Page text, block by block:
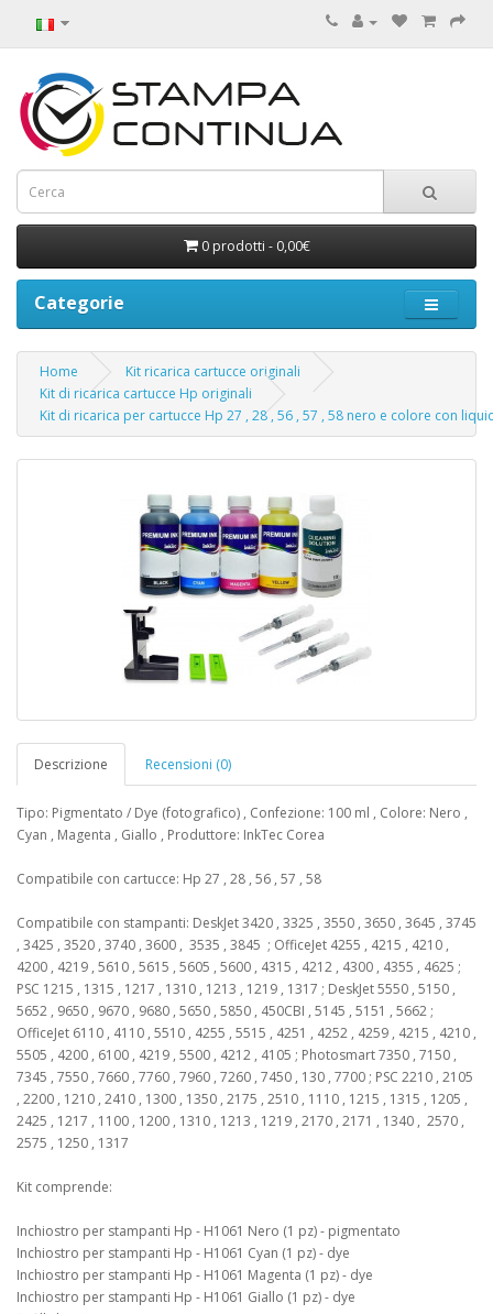
0 prodotti - 0,00€
Categorie
Home
Kit ricarica cartucce originali
Kit di ricarica cartucce Hp originali
Kit di ricarica per cartucce Hp 27 , 28 , 56 , 57 , 58 nero e colore con
Descrizione Recensioni (0)
Tipo: Pigmentato / Dye (fotografico) , Confezione: 100 ml , Colore: Nero ,
Cyan , Magenta , Giallo , Produttore: InkTec Corea
Compatibile con cartucce: Hp 27 , 28 , 56 , 57 , 58
Compatibile con stampanti: DeskJet 3420 , 3325 , 3550 , 3650 , 3645 , 3745
, 3425 , 3520 , 3740 , 3600 , 3535 , 3845 ; OfficeJet 4255 , 4215 , 4210 ,
4200 , 4219 , 5610 , 5615 , 5605 , 5600 , 4315 , 4212 , 4300 , 4355 , 4625 ;
PSC 1215 , 1315 , 1217 , 1310 , 1213 , 1219 , 1317 ; DeskJet 5550 , 5150 ,
5652 , 9650 , 9670 , 9680 , 5650 , 5850 , 450CBI , 5145 , 5151 , 5662 ;
OfficeJet 6110 , 4110 , 5510 , 4255 , 5515 , 4251 , 4252 , 4259 , 4215 , 4210 ,
5505 , 4200 , 6100 , 4219 , 5500 , 4212 , 4105 ; Photosmart 7350 , 7150 ,
7345 , 7550 , 7660 , 7760 , 7960 , 7260 , 7450 , 130 , 7700 ; PSC 2210 , 2105
, 2200 , 1210 , 2410 , 1300 , 1350 , 2175 , 2510 , 1110 , 1215 , 1315 , 1205 ,
2425 , 1217 , 1100 , 1200 , 1310 , 1213 , 1219 , 2170 , 2171 , 1340 , 2570 ,
2575 , 1250 , 1317
Kit comprende:
Inchiostro per stampanti Hp - H1061 Nero (1 pz) - pigmentato
Inchiostro per stampanti Hp - H1061 Cyan (1 pz) - dye
Inchiostro per stampanti Hp - H1061 Magenta (1 pz) - dye
Inchiostro per stampanti Hp - H1061 Giallo (1 pz) - dye